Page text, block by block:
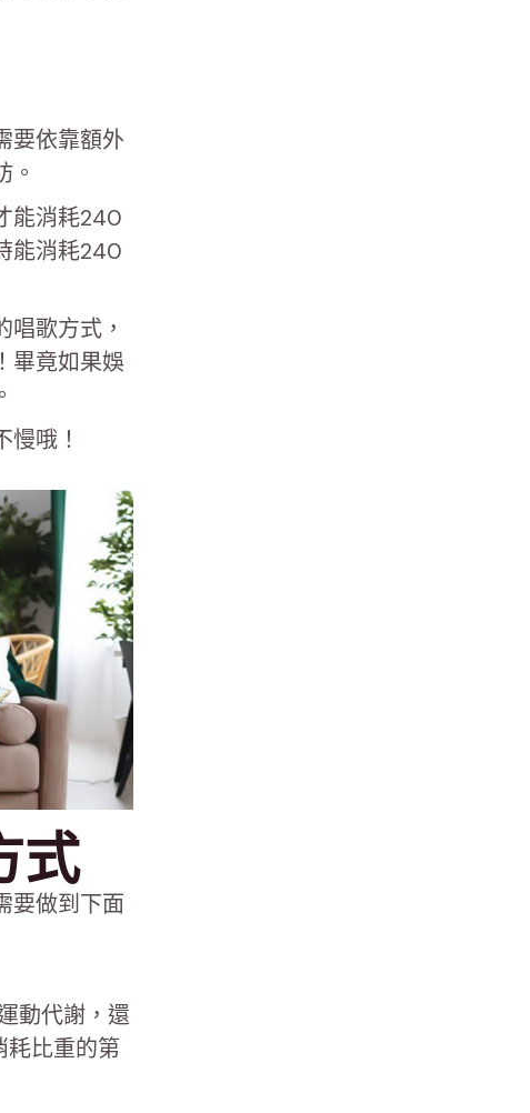
要依靠額外
。
能消耗240
能消耗240
歌方式，
畢竟如果娛
哦！
式
要做到下面
動代謝，還
耗比重的第